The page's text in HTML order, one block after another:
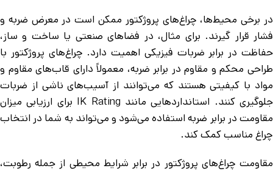
در برخی محیط‌ها، چراغ‌های پروژکتور ممکن است در معرض ضربه و
فشار قرار گیرند. برای مثال، در فضاهای صنعتی یا ساخت و ساز،
حفاظت در برابر ضربات فیزیکی اهمیت دارد. چراغ‌های پروژکتور با
طراحی محکم و مقاوم در برابر ضربه، معمولاً دارای قاب‌های مقاوم و
مواد با کیفیتی هستند که می‌توانند از آسیب‌های ناشی از ضربات
جلوگیری کنند. استانداردهایی مانند IK Rating برای ارزیابی میزان
مقاومت در برابر ضربه استفاده می‌شود و می‌تواند به شما در انتخاب
چراغ مناسب کمک کند.
مقاومت چراغ‌های پروژکتور در برابر شرایط محیطی از جمله رطوبت،